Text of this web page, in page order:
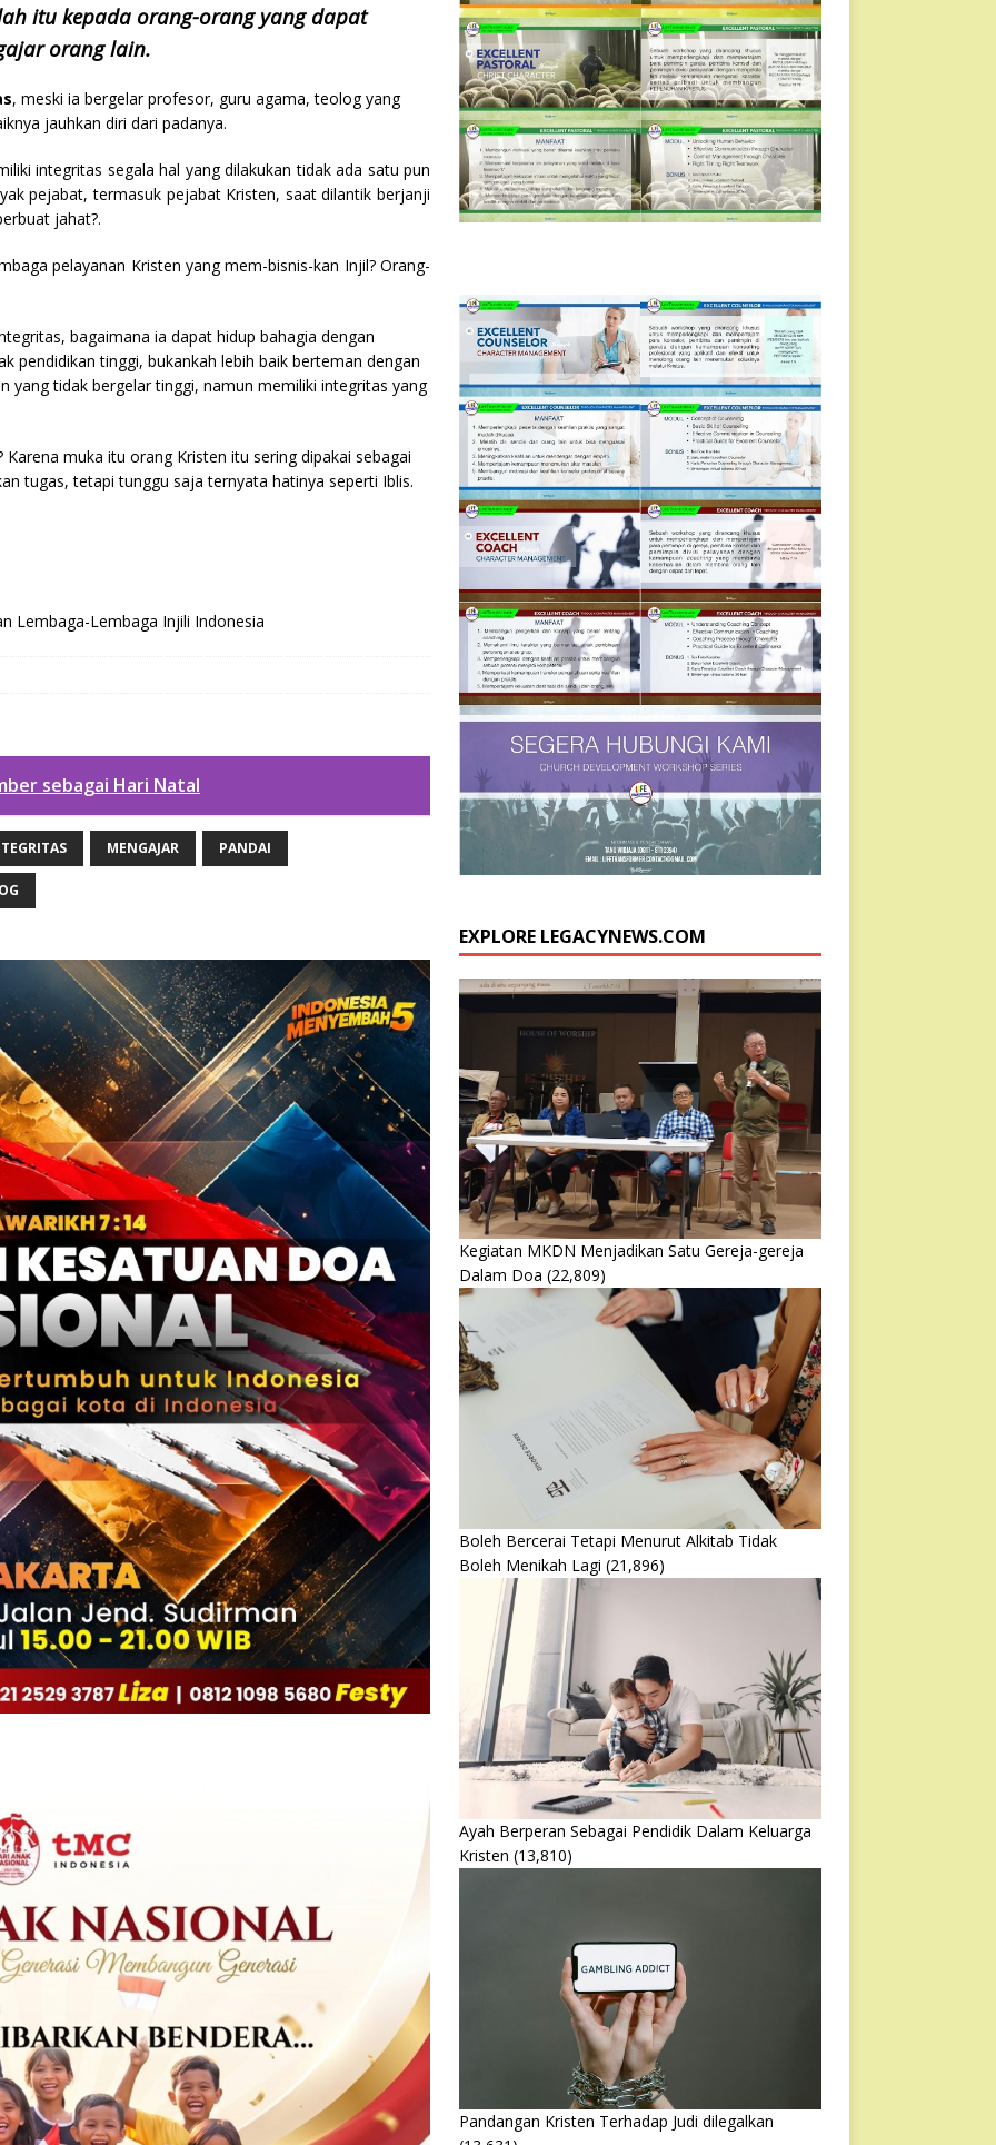
itu kepada orang-orang yang dapat
orang lain.
, meski ia bergelar profesor, guru agama, teolog yang
jauhkan diri dari padanya.
integritas segala hal yang dilakukan tidak ada satu pun
pejabat, termasuk pejabat Kristen, saat dilantik berjanji
jahat?.
pelayanan Kristen yang mem-bisnis-kan Injil? Orang-
bagaimana ia dapat hidup bahagia dengan
pendidikan tinggi, bukankah lebih baik berteman dengan
yang tidak bergelar tinggi, namun memiliki integritas yang
muka itu orang Kristen itu sering dipakai sebagai
tugas, tetapi tunggu saja ternyata hatinya seperti Iblis.
Lembaga-Lembaga Injili Indonesia
sebagai Hari Natal
MENGAJAR PANDAI
EXPLORE LEGACYNEWS.COM
Kegiatan MKDN Menjadikan Satu Gereja-gereja
Dalam Doa (22,809)
Boleh Bercerai Tetapi Menurut Alkitab Tidak
Boleh Menikah Lagi (21,896)
Ayah Berperan Sebagai Pendidik Dalam Keluarga
Kristen (13,810)
Pandangan Kristen Terhadap Judi dilegalkan